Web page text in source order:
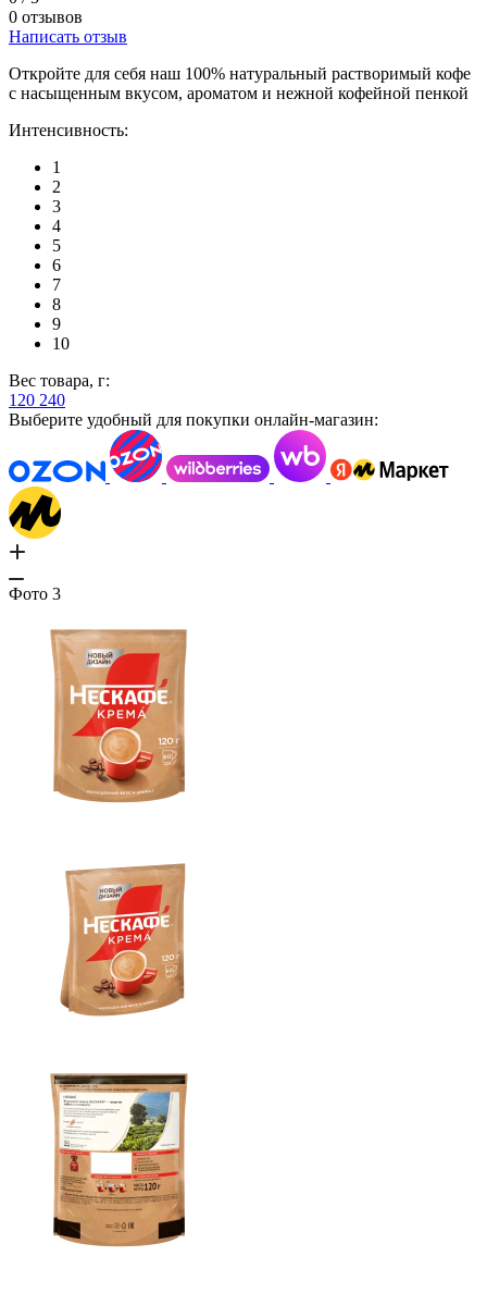
0 отзывов
Написать отзыв
Откройте для себя наш 100% натуральный растворимый кофе
с насыщенным вкусом, ароматом и нежной кофейной пенкой
Интенсивность:
1
2
3
4
5
6
7
8
9
10
Вес товара, г:
120 240
Выберите удобный для покупки онлайн-магазин:
Фото 3